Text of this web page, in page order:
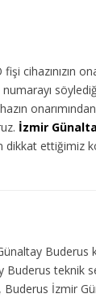
cihazınızın
İzmir
ettiğimiz
teknik
İzmir